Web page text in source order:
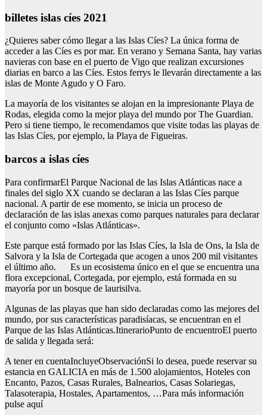
billetes islas cíes 2021
¿Quieres saber cómo llegar a las Islas Cíes? La única forma de
acceder a las Cíes es por mar. En verano y Semana Santa, hay varias
navieras con base en el puerto de Vigo que realizan excursiones
diarias en barco a las Cíes. Estos ferrys le llevarán directamente a las
islas de Monte Agudo y O Faro.
La mayoría de los visitantes se alojan en la impresionante Playa de
Rodas, elegida como la mejor playa del mundo por The Guardian.
Pero si tiene tiempo, le recomendamos que visite todas las playas de
las Islas Cíes, por ejemplo, la Playa de Figueiras.
barcos a islas cíes
Para confirmarEl Parque Nacional de las Islas Atlánticas nace a
finales del siglo XX cuando se declaran a las Islas Cíes parque
nacional. A partir de ese momento, se inicia un proceso de
declaración de las islas anexas como parques naturales para declarar
el conjunto como «Islas Atlánticas».
Este parque está formado por las Islas Cíes, la Isla de Ons, la Isla de
Salvora y la Isla de Cortegada que acogen a unos 200 mil visitantes
el último año. Es un ecosistema único en el que se encuentra una
flora excepcional, Cortegada, por ejemplo, está formada en su
mayoría por un bosque de laurisilva.
Algunas de las playas que han sido declaradas como las mejores del
mundo, por sus características paradisíacas, se encuentran en el
Parque de las Islas Atlánticas.ItinerarioPunto de encuentroEl puerto
de salida y llegada será:
A tener en cuentaIncluyeObservaciónSi lo desea, puede reservar su
estancia en GALICIA en más de 1.500 alojamientos, Hoteles con
Encanto, Pazos, Casas Rurales, Balnearios, Casas Solariegas,
Talasoterapia, Hostales, Apartamentos, …Para más información
pulse aquí